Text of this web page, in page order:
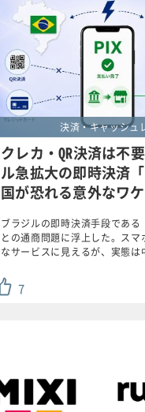
決済・キャッシュ
クレカ・QR決済は不
ル急拡大の即時決済
国が恐れる意外なワケ
7
ブラジルの即時決済手段である
との通商問題に浮上した。スマ
なサービスに見えるが、実態